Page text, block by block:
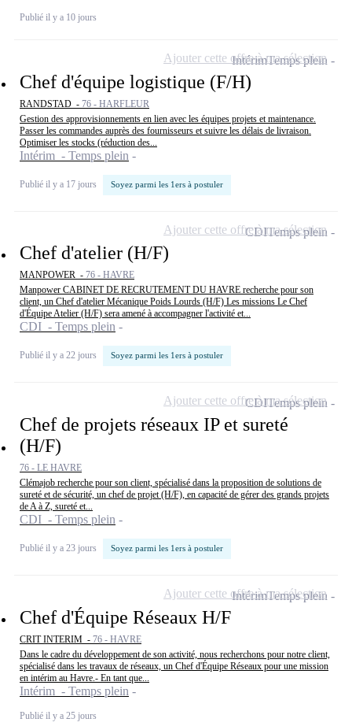
Publié il y a 10 jours
Chef d'équipe logistique (F/H)
RANDSTAD - 76 - HARFLEUR
Gestion des approvisionnements en lien avec les équipes projets et maintenance.
Passer les commandes auprès des fournisseurs et suivre les délais de livraison.
Optimiser les stocks (réduction des...
Intérim - Temps plein
Publié il y a 17 jours Soyez parmi les 1ers à postuler
IntérimTemps plein
Ajouter cette offre à ma sélection
Chef d'atelier (H/F)
MANPOWER - 76 - HAVRE
Manpower CABINET DE RECRUTEMENT DU HAVRE recherche pour son
client, un Chef d'atelier Mécanique Poids Lourds (H/F) Les missions Le Chef
d'Équipe Atelier (H/F) sera amené à accompagner l'activité et...
CDI - Temps plein
Publié il y a 22 jours Soyez parmi les 1ers à postuler
CDITemps plein
Ajouter cette offre à ma sélection
Chef de projets réseaux IP et sureté
(H/F)
76 - LE HAVRE
Clémajob recherche pour son client, spécialisé dans la proposition de solutions de
sureté et de sécurité, un chef de projet (H/F), en capacité de gérer des grands projets
de A à Z, sureté et...
CDI - Temps plein
Publié il y a 23 jours Soyez parmi les 1ers à postuler
CDITemps plein
Ajouter cette offre à ma sélection
Chef d'Équipe Réseaux H/F
CRIT INTERIM - 76 - HAVRE
Dans le cadre du développement de son activité, nous recherchons pour notre client,
spécialisé dans les travaux de réseaux, un Chef d'Équipe Réseaux pour une mission
en intérim au Havre.- En tant que...
Intérim - Temps plein
Publié il y a 25 jours
IntérimTemps plein
Ajouter cette offre à ma sélection